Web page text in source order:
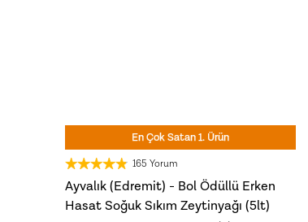
En Çok Satan 1. Ürün
165 Yorum
Ayvalık (Edremit) - Bol Ödüllü Erken
Hasat Soğuk Sıkım Zeytinyağı (5lt)